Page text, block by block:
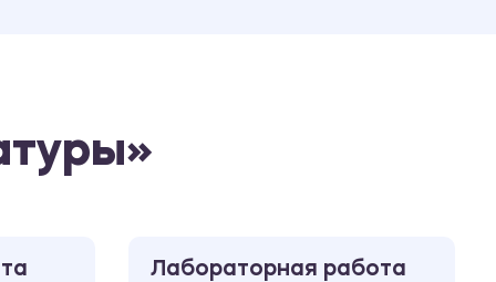
Лабораторная работа